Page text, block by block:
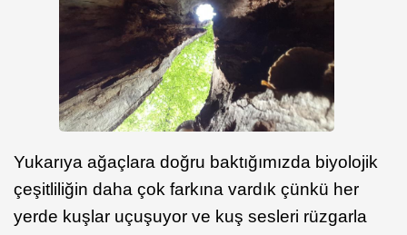
Yukarıya ağaçlara doğru baktığımızda biyolojik
çeşitliliğin daha çok farkına vardık çünkü her
yerde kuşlar uçuşuyor ve kuş sesleri rüzgarla